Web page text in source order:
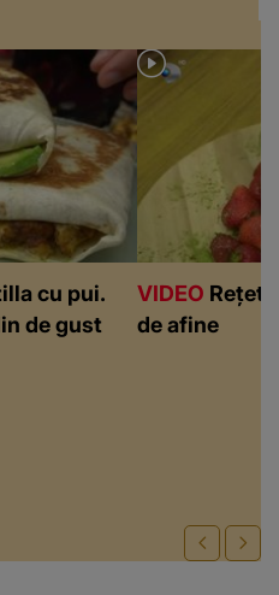
cu pui.
de gust
VIDEO
de afine